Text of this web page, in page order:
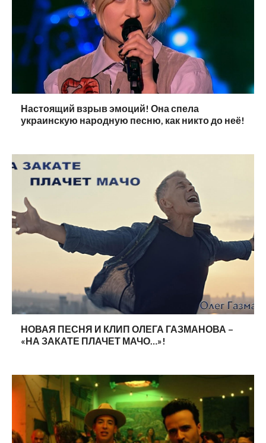
Настоящий взрыв эмоций! Она спела
украинскую народную песню, как никто до неё!
НОВАЯ ПЕСНЯ И КЛИП ОЛЕГА ГАЗМАНОВА –
«НА ЗАКАТЕ ПЛАЧЕТ МАЧО…»!